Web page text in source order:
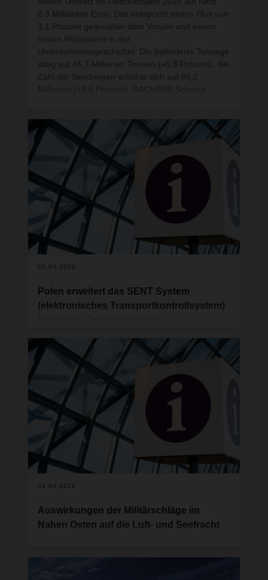
jeweiligen CO₂-Emissionsklasse. Die Mautpflicht
wird auf nahezu allen niederländischen
Autobahnen sowie auf ausgewählten Provinz -und
Gemeindestrassen gelten.
8,3 Milliarden Euro. Das entspricht einem Plus von
3,1 Prozent gegenüber dem Vorjahr und einem
neuen Höchstwert in der
Unternehmensgeschichte. Die beförderte Tonnage
stieg auf 46,7 Millionen Tonnen (+5,8 Prozent), die
Zahl der Sendungen erhöhte sich auf 86,2
Franken (-0,8 Prozent).
26.03.2026
Polen erweitert das SENT System
(elektronisches Transportkontrollsystem)
Die polnischen Behörden erweitern zum 17. März
2026 erneut die Vorgaben des elektronischen
Transportkontrollsystems SENT. Die Ausweitung
dieser Warenverkehrsauflage betrifft weitere
Produktgruppen und führt damit für alle
Prozessbeteiligten zu zusätzlichem
organisatorischem Aufwand im
grenzüberschreitenden Warenverkehr.
03.03.2026
Auswirkungen der Militärschläge im
Nahen Osten auf die Luft- und Seefracht
Israels und der USA gegen den Iran am